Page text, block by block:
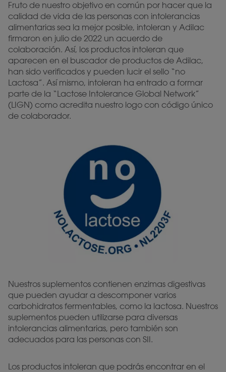
Fruto de nuestro objetivo en común por hacer que la
calidad de vida de las personas con intolerancias
alimentarias sea la mejor posible, intoleran y Adilac
firmaron en julio de 2022 un acuerdo de
colaboración. Así, los productos intoleran que
aparecen en el buscador de productos de Adilac,
han sido verificados y pueden lucir el sello “no
Lactosa”. Así mismo, intoleran ha entrado a formar
parte de la “Lactose Intolerance Global Network”
(LIGN) como acredita nuestro logo con código único
de colaborador.
Nuestros suplementos contienen enzimas digestivas
que pueden ayudar a descomponer varios
carbohidratos fermentables, como la lactosa. Nuestros
suplementos pueden utilizarse para diversas
intolerancias alimentarias, pero también son
adecuados para las personas con SII.
Los productos intoleran que podrás encontrar en el